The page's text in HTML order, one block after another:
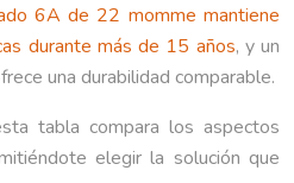
6A de 22 momme mantiene
durante más de 15 años, y un
una durabilidad comparable.
tabla compara los aspectos
elegir la solución que